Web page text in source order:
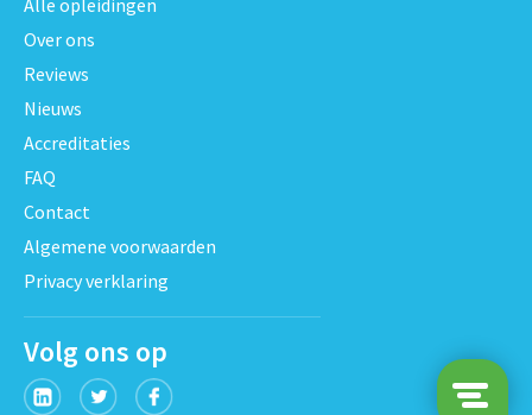
Over ons
Reviews
Nieuws
Accreditaties
FAQ
Contact
Algemene voorwaarden
Privacy verklaring
Volg ons op